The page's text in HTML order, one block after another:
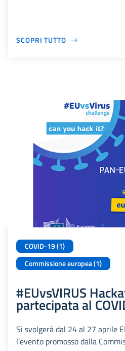
SCOPRI TUTTO
COVID-19 (1)
Commissione europea (1)
#EUvsVIRUS
partecipata al
Si svolgerà dal 24 al 27 aprile
l’evento promosso dalla